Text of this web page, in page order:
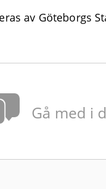
av Göteborgs
Gå med i